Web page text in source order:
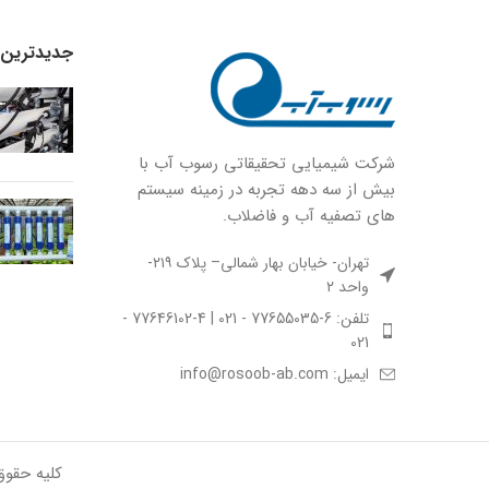
شركت شيميايى تحقیقاتی رسوب آب با
بيش از سه دهه تجربه در زمينه سيستم
هاى تصفيه آب و فاضلاب.
تهران- خیابان بهار شمالی– پلاک ۲۱۹-
واحد ۲
تلفن: 6-77655035 - 021 | 4-77646102 -
021
ایمیل: info@rosoob-ab.com
جدیدترین
کلیه